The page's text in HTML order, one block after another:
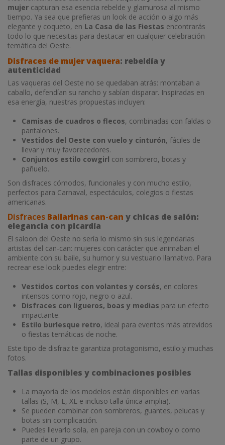
mujer capturan esa esencia rebelde y glamurosa al mismo
tiempo. Ya sea que prefieras un look de acción o algo más
elegante y coqueto, en La Casa de las Fiestas encontrarás
todo lo que necesitas para destacar en cualquier celebración
temática del Oeste.
Disfraces de mujer vaquera: rebeldía y
autenticidad
Las vaqueras del Oeste no se quedaban atrás: montaban a
caballo, defendían su rancho y sabían disparar. Inspiradas en
esa energía, nuestras propuestas incluyen:
Camisas de cuadros o flecos, combinadas con faldas o
pantalones.
Vestidos del Oeste con vuelo y cinturón, fáciles de
llevar y muy favorecedores.
Conjuntos estilo cowgirl con sombrero, botas y
pañuelo.
Son disfraces cómodos, funcionales y con mucho estilo,
perfectos para Carnaval, espectáculos, colegios o fiestas
americanas.
Disfraces Bailarinas can-can y chicas de salón:
elegancia con picardía
El saloon del Oeste no sería lo mismo sin sus legendarias
artistas del can-can: mujeres con carácter que animaban el
ambiente con su baile, su humor y su vestuario llamativo. Para
recrear ese look puedes elegir entre:
Vestidos cortos con volantes y corsés, en colores
intensos como rojo, negro o azul.
Disfraces con ligueros, boas y medias para un efecto
impactante.
Estilo burlesque retro, ideal para eventos más atrevidos
o fiestas temáticas de noche.
Este tipo de disfraz te garantiza protagonismo, estilo y muchas
fotos.
Tallas disponibles y combinaciones posibles
La mayoría de los modelos están disponibles en varias
tallas (S, M, L, XL e incluso talla única amplia).
Se pueden combinar con sombreros, guantes, pelucas y
botas sin complicación.
Puedes llevarlo sola, en pareja con un cowboy o como
parte de un grupo.